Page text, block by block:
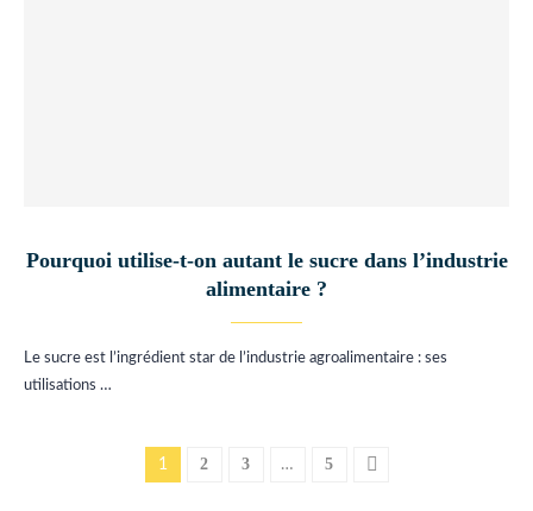
Pourquoi utilise-t-on autant le sucre dans l’industrie
alimentaire ?
Le sucre est l’ingrédient star de l’industrie agroalimentaire : ses
utilisations …
1 2 3 … 5